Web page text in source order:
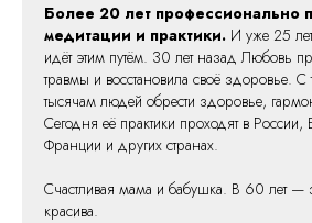
Более 20 лет профессионально
медитации и практики. И уже 25
идёт этим путём. 30 лет назад Любовь
травмы и восстановила своё здоровье. С
тысячам людей обрести здоровье,
Сегодня её практики проходят в России,
Франции и других странах.
Счастливая мама и бабушка. В 60 лет —
красива.